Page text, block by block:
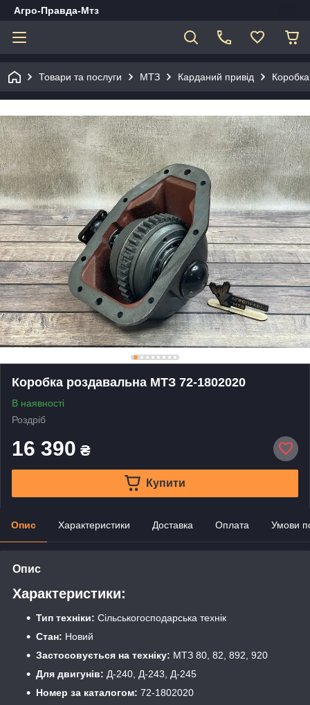
Агро-Правда-Мтз
Товари та послуги МТЗ Карданий привід
Коробка роздавальна МТЗ 72-1802020
В наявності
Роздріб
16 390 ₴
Купити
Опис Характеристики Доставка Оплата Умови
Опис
Характеристики:
Тип техніки: Сільськогосподарська технік
Стан: Новий
Застосовується на техніку: МТЗ 80, 82, 892, 920
Для двигунів: Д-240, Д-243, Д-245
Номер за каталогом: 72-1802020